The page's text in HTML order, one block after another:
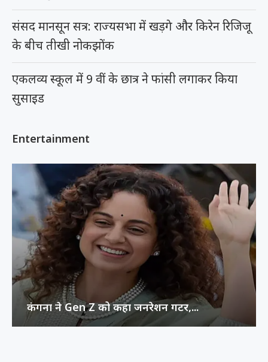
संसद मानसून सत्र: राज्यसभा में खड़गे और किरेन रिजिजू
के बीच तीखी नोकझोंक
एकलव्य स्कूल में 9 वीं के छात्र ने फांसी लगाकर किया
सुसाइड
Entertainment
कंगना ने Gen Z को कहा जनरेशन गटर,...